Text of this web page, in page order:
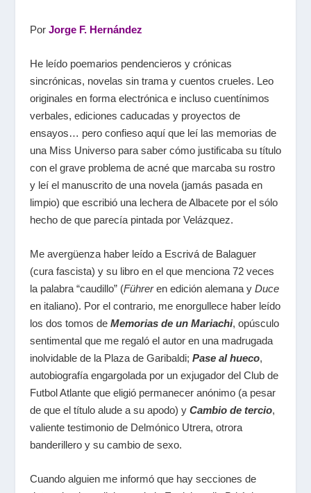
Por Jorge F. Hernández
He leído poemarios pendencieros y crónicas
sincrónicas, novelas sin trama y cuentos crueles. Leo
originales en forma electrónica e incluso cuentínimos
verbales, ediciones caducadas y proyectos de
ensayos… pero confieso aquí que leí las memorias de
una Miss Universo para saber cómo justificaba su título
con el grave problema de acné que marcaba su rostro
y leí el manuscrito de una novela (jamás pasada en
limpio) que escribió una lechera de Albacete por el sólo
hecho de que parecía pintada por Velázquez.
Me avergüenza haber leído a Escrivá de Balaguer
(cura fascista) y su libro en el que menciona 72 veces
la palabra “caudillo” (Führeren edición alemana y Duce
en italiano). Por el contrario, me enorgullece haber leído
los dos tomos de Memorias de un Mariachi, opúsculo
sentimental que me regaló el autor en una madrugada
inolvidable de la Plaza de Garibaldi; Pase al hueco,
autobiografía engargolada por un exjugador del Club de
Futbol Atlante que eligió permanecer anónimo (a pesar
de que el título alude a su apodo) y Cambio de tercio,
valiente testimonio de Delmónico Utrera, otrora
banderillero y su cambio de sexo.
Cuando alguien me informó que hay secciones de